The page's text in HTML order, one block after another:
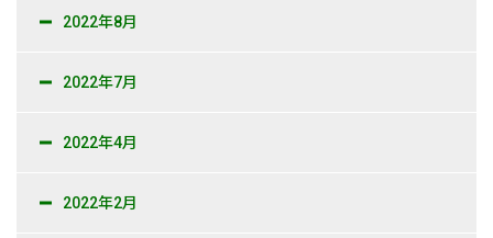
2022年8月
2022年7月
2022年4月
2022年2月